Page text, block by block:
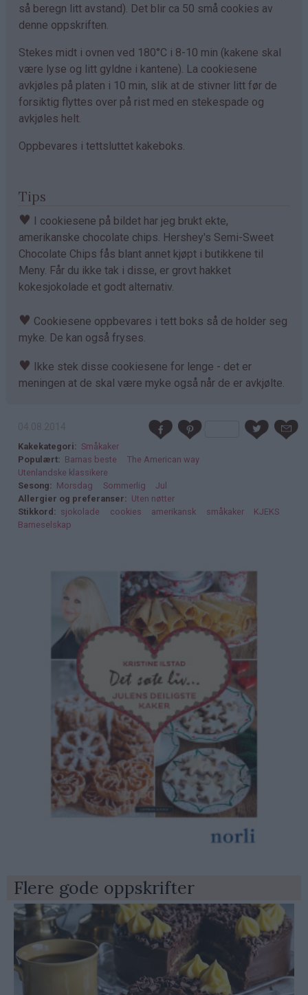
så beregn litt avstand). Det blir ca 50 små cookies av
denne oppskriften.
Stekes midt i ovnen ved 180°C i 8-10 min (kakene skal
være lyse og litt gyldne i kantene). La cookiesene
avkjøles på platen i 10 min, slik at de stivner litt før de
forsiktig flyttes over på rist med en stekespade og
avkjøles helt.
Oppbevares i tettsluttet kakeboks.
Tips
♥ I cookiesene på bildet har jeg brukt ekte,
amerikanske chocolate chips. Hershey's Semi-Sweet
Chocolate Chips fås blant annet kjøpt i butikkene til
Meny. Får du ikke tak i disse, er grovt hakket
kokesjokolade et godt alternativ.
♥ Cookiesene oppbevares i tett boks så de holder seg
myke. De kan også fryses.
♥ Ikke stek disse cookiesene for lenge - det er
meningen at de skal være myke også når de er avkjølte.
Kakekategori
Småkaker
Populært
Barnas beste
The American way
Utenlandske klassikere
Sesong
Morsdag Sommerlig
Jul
Allergier og preferanser
Uten nøtter
Stikkord
sjokolade cookies amerikansk småkaker
KJEKS
Barneselskap